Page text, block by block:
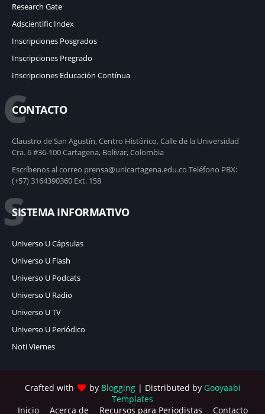
Research Gate
Adscientific Index
Inscripciones Posgrados
Inscripciones Pregrado
Inscripciones Educación Contínua
C
CONTACTO
Claustro de San Agustín, Centro Histórico, Calle de la Universidad
Cra. 6 #36-100 Cartagena, Bolívar, Colombia
Escríbenos al correo prensa@unicartagena.edu.co Teléfono PBX:
(+57) 3164390360 Ext. 158
S
SISTEMA INFORMATIVO
Universo U Cápsulas
Universo U Flash
Universo U Podcats
Universo U Radio
Universo U TV
Universo U Periódico
Noti Viernes
Crafted with by Blogging| Distributed by Gooyaabi
Templates
Inicio
Acerca de Recursos para Periodistas Contacto